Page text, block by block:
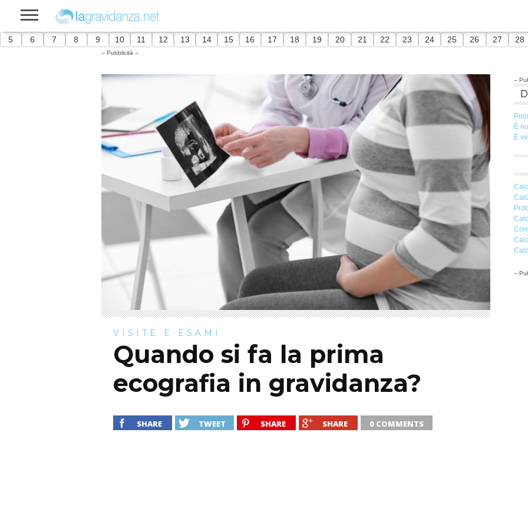
5 6 7 8 9 10 11 12 13 14 15 16 17 18 19 20 21 22 23 24 25 26 27 28
-- Pubblicità --
VISITE E ESAMI
Quando si fa la prima
ecografia in gravidanza?
SHARE TWEET SHARE SHARE 0 COMMENTS
--
È
È
--